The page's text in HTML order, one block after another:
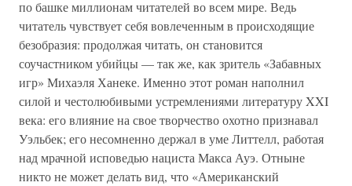
по башке миллионам читателей во всем мире. Ведь
читатель чувствует себя вовлеченным в происходящие
безобразия: продолжая читать, он становится
соучастником убийцы — так же, как зритель «Забавных
игр» Михаэля Ханеке. Именно этот роман наполнил
силой и честолюбивыми устремлениями литературу XXI
века: его влияние на свое творчество охотно признавал
Уэльбек; его несомненно держал в уме Литтелл, работая
над мрачной исповедью нациста Макса Ауэ. Отныне
никто не может делать вид, что «Американский